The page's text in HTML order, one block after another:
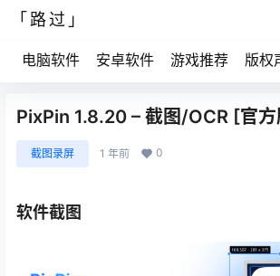
「路过」
电脑软件 安卓软件 游戏推荐 版权
PixPin 1.8.20 – 截图/OCR [官
截图录屏 1 年前 0
软件截图